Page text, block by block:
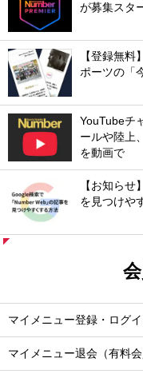
が募集スタ
【登録無
ポーツの「
YouTubeチ
ールや陸上
を動画で
【お知ら
を見つけや
マイメニュー登録・ログ
マイメニュー退会（有料会